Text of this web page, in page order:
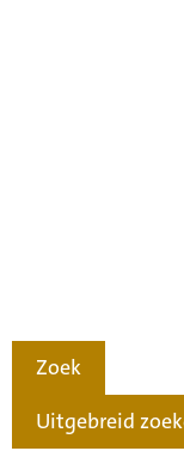
Zoek
Uitgebreid